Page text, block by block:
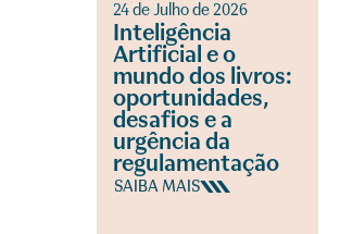
24 de Julho de 2026
Inteligência
Artificial e o
mundo dos livros:
oportunidades,
desafios e a
urgência da
regulamentação
SAIBA MAIS